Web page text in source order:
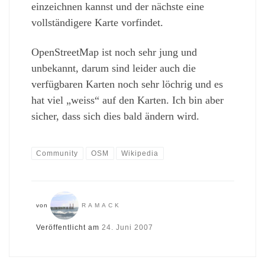
einzeichnen kannst und der nächste eine
vollständigere Karte vorfindet.
OpenStreetMap ist noch sehr jung und
unbekannt, darum sind leider auch die
verfügbaren Karten noch sehr löchrig und es
hat viel „weiss“ auf den Karten. Ich bin aber
sicher, dass sich dies bald ändern wird.
Community OSM Wikipedia
von RAMACK
Veröffentlicht am 24. Juni 2007